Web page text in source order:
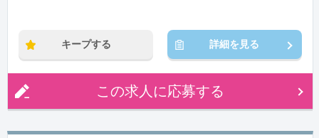
キープする 詳細を見る
この求人に応募する